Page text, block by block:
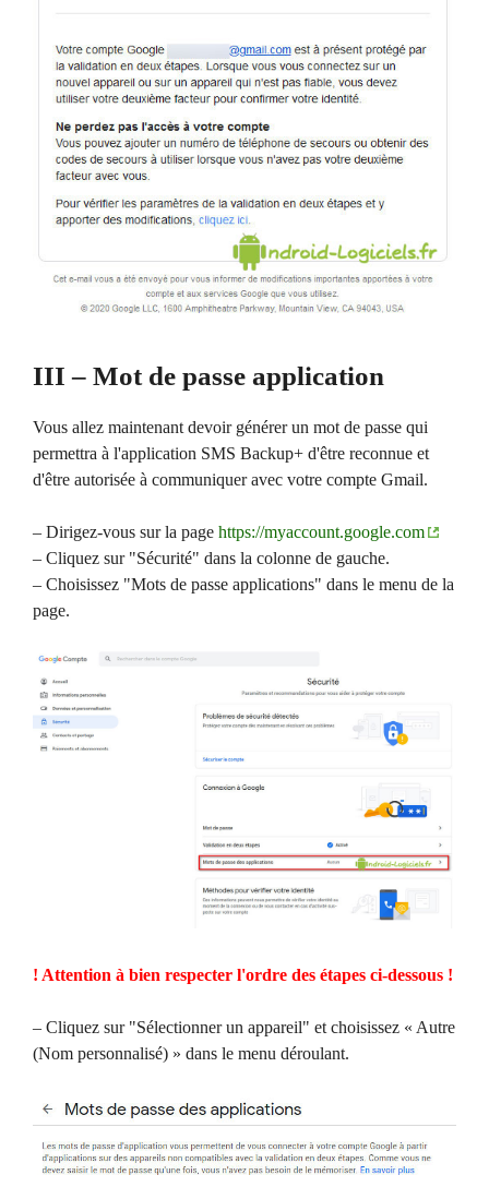
III – Mot de passe application
Vous allez maintenant devoir générer un mot de passe qui
permettra à l'application SMS Backup+ d'être reconnue et
d'être autorisée à communiquer avec votre compte Gmail.
– Dirigez-vous sur la page https://myaccount.google.com
– Cliquez sur "Sécurité" dans la colonne de gauche.
– Choisissez "Mots de passe applications" dans le menu de la
page.
! Attention à bien respecter l'ordre des étapes ci-dessous !
– Cliquez sur "Sélectionner un appareil" et choisissez « Autre
(Nom personnalisé) » dans le menu déroulant.